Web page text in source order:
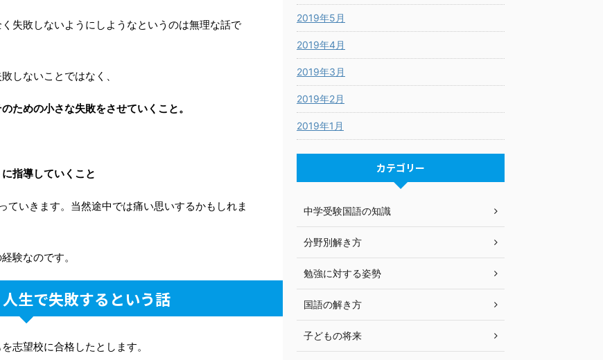
失敗しないようにしようなというのは無理な話で
しないことではなく、
ための小さな失敗をさせていくこと。
指導していくこと
ていきます。当然途中では痛い思いするかもしれま
験なのです。
生で失敗するという話
志望校に合格したとします。
2019年5月
2019年4月
2019年3月
2019年2月
2019年1月
カテゴリー
中学受験国語の知識
分野別解き方
勉強に対する姿勢
国語の解き方
子どもの将来